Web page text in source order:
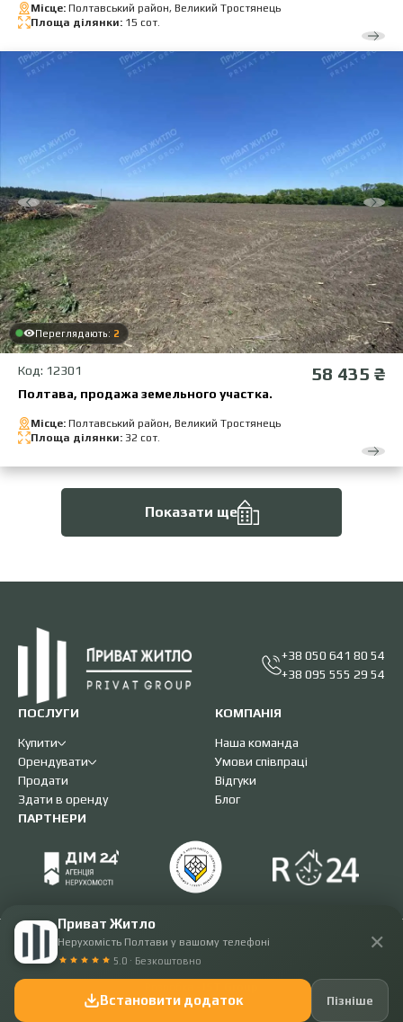
Приват Житло
Нерухомість Полтави у вашому телефоні
5.0 · Безкоштовно
✕
Встановити додаток Пізніше
Місце: Полтавський район, Великий Тростянець
Площа ділянки: 15 сот.
Переглядають: 2
Код: 12301 58 435 ₴
Полтава, продажа земельного участка.
Місце: Полтавський район, Великий Тростянець
Площа ділянки: 32 сот.
Показати ще
+38 050 641 80 54
+38 095 555 29 54
ПОСЛУГИ
Купити
Орендувати
Продати
Здати в оренду
КОМПАНІЯ
Наша команда
Умови співпраці
Відгуки
Блог
ПАРТНЕРИ
Приват житло